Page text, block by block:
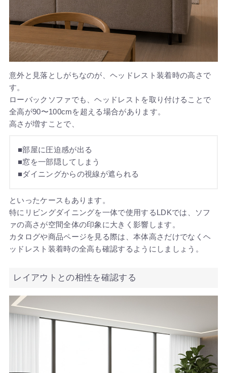
意外と見落としがちなのが、ヘッドレスト装着時の高さで
す。
ローバックソファでも、ヘッドレストを取り付けることで
全高が90〜100cmを超える場合があります。
高さが増すことで、
■部屋に圧迫感が出る
■窓を一部隠してしまう
■ダイニングからの視線が遮られる
といったケースもあります。
特にリビングダイニングを一体で使用するLDKでは、ソフ
ァの高さが空間全体の印象に大きく影響します。
カタログや商品ページを見る際は、本体高さだけでなくヘ
ッドレスト装着時の全高も確認するようにしましょう。
レイアウトとの相性を確認する